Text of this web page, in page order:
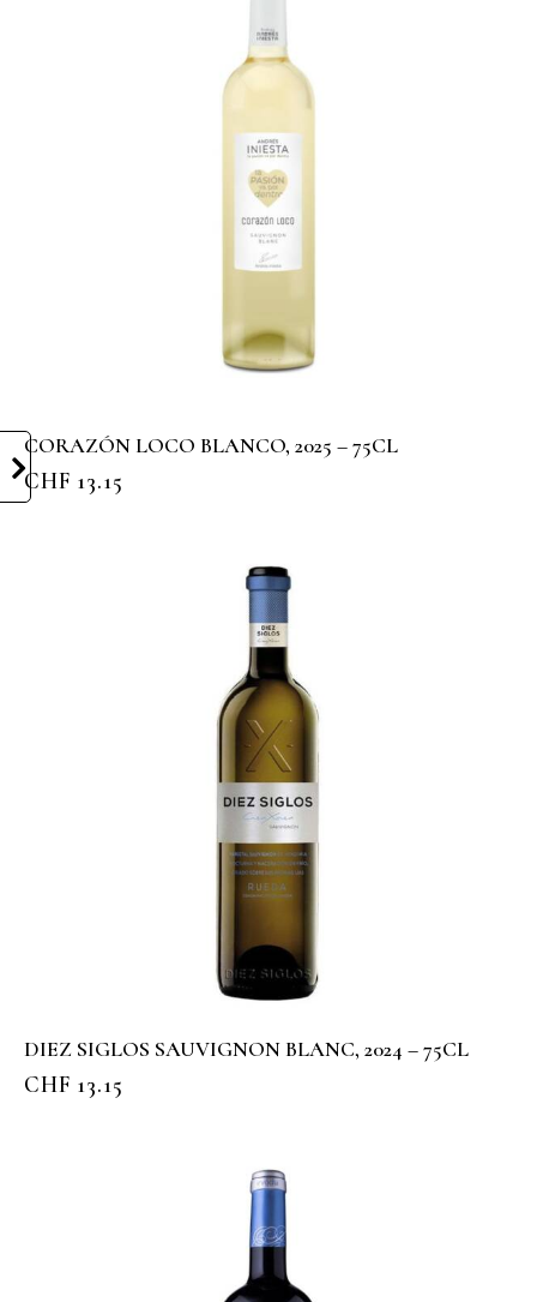
CORAZÓN LOCO BLANCO, 2025 – 75CL
CHF 13.15
DIEZ SIGLOS SAUVIGNON BLANC, 2024 – 75CL
CHF 13.15